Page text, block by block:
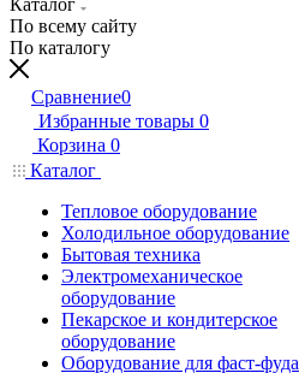
Каталог
По всему сайту
По каталогу
Сравнение0
Избранные товары 0
Корзина 0
Каталог
Тепловое оборудование
Холодильное оборудование
Бытовая техника
Электромеханическое
оборудование
Пекарское и кондитерское
оборудование
Оборудование для фаст-фуда